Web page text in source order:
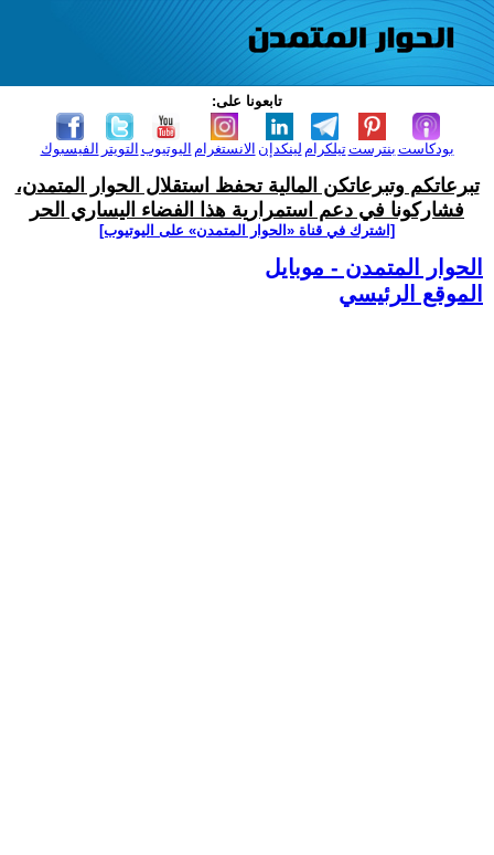
تابعونا على:
الفيسبوك التويتر اليوتيوب الانستغرام لينكدإن تيلكرامبنترست بودكاست
تبرعاتكم وتبرعاتكن المالية تحفظ استقلال الحوار المتمدن،
فشاركونا في دعم استمرارية هذا الفضاء اليساري الحر
[اشترك في قناة ‫«الحوار المتمدن» على اليوتيوب]
الحوار المتمدن - موبايل
الموقع الرئيسي